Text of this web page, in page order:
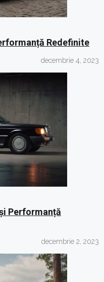
Redefinite
decembrie 4, 2023
Performanță
decembrie 2, 2023